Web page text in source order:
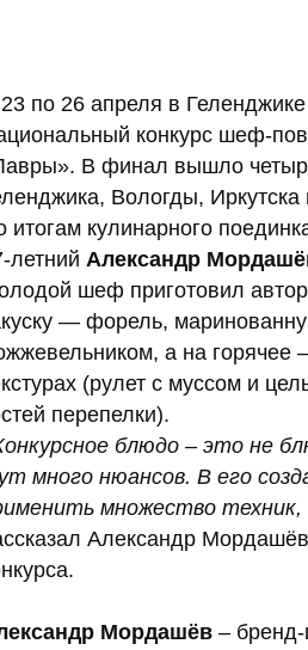
по 26 апреля в
конкурс шеф-
В финал вышло
Вологды, Иркутска
итогам кулинарного
летний Александр
шеф приготовил
— форель,
а на горячее
(рулет с муссом и
перепелки).
блюдо – это не
много нюансов. В его
множество
Александр
Мордашёв –